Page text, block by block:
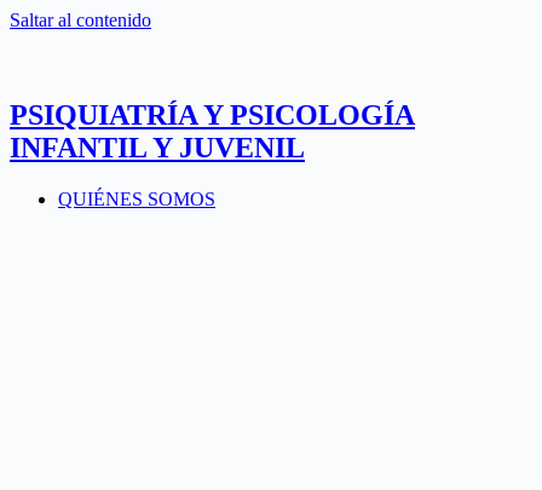
Saltar al contenido
PSIQUIATRÍA Y PSICOLOGÍA
INFANTIL Y JUVENIL
QUIÉNES SOMOS